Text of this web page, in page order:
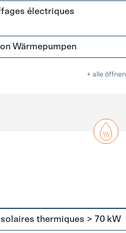
électriques
Wärmepumpen
+ alle öffnen
thermiques > 70 kW